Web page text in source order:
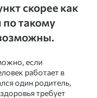
скорее как
такому
если
работает в
один родитель,
требует